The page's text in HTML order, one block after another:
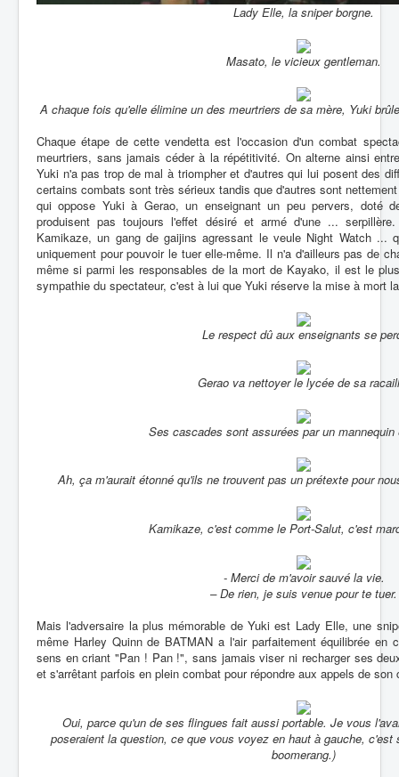
Lady Elle, la sniper borgne.
Masato, le vicieux gentleman.
A chaque fois qu'elle élimine un des meurtriers de sa mère, Yuki
Chaque étape de cette vendetta est l'occasion d'un combat
meurtriers, sans jamais céder à la répétitivité. On alterne ainsi
Yuki n'a pas trop de mal à triompher et d'autres qui lui posent des
certains combats sont très sérieux tandis que d'autres sont
qui oppose Yuki à Gerao, un enseignant un peu pervers, doté
produisent pas toujours l'effet désiré et armé d'une ...
Kamikaze, un gang de gaijins agressant le veule Night Watch ...
uniquement pour pouvoir le tuer elle-même. Il n'a d'ailleurs pas de
même si parmi les responsables de la mort de Kayako, il est le
sympathie du spectateur, c'est à lui que Yuki réserve la mise à mort
Le respect dû aux enseignants se
Gerao va nettoyer le lycée de sa
Ses cascades sont assurées par un
Ah, ça m'aurait étonné qu'ils ne trouvent pas un prétexte pour
Kamikaze, c'est comme le Port-Salut, c'est
- Merci de m'avoir sauvé la vie.
– De rien, je suis venue pour te tuer.
Mais l'adversaire la plus mémorable de Yuki est Lady Elle, une
même Harley Quinn de BATMAN a l'air parfaitement équilibrée en
sens en criant "Pan ! Pan !", sans jamais viser ni recharger ses
et s'arrêtant parfois en plein combat pour répondre aux appels de son
Oui, parce qu'un de ses flingues fait aussi portable. Je vous
poseraient la question, ce que vous voyez en haut à gauche, c'est
boomerang.)